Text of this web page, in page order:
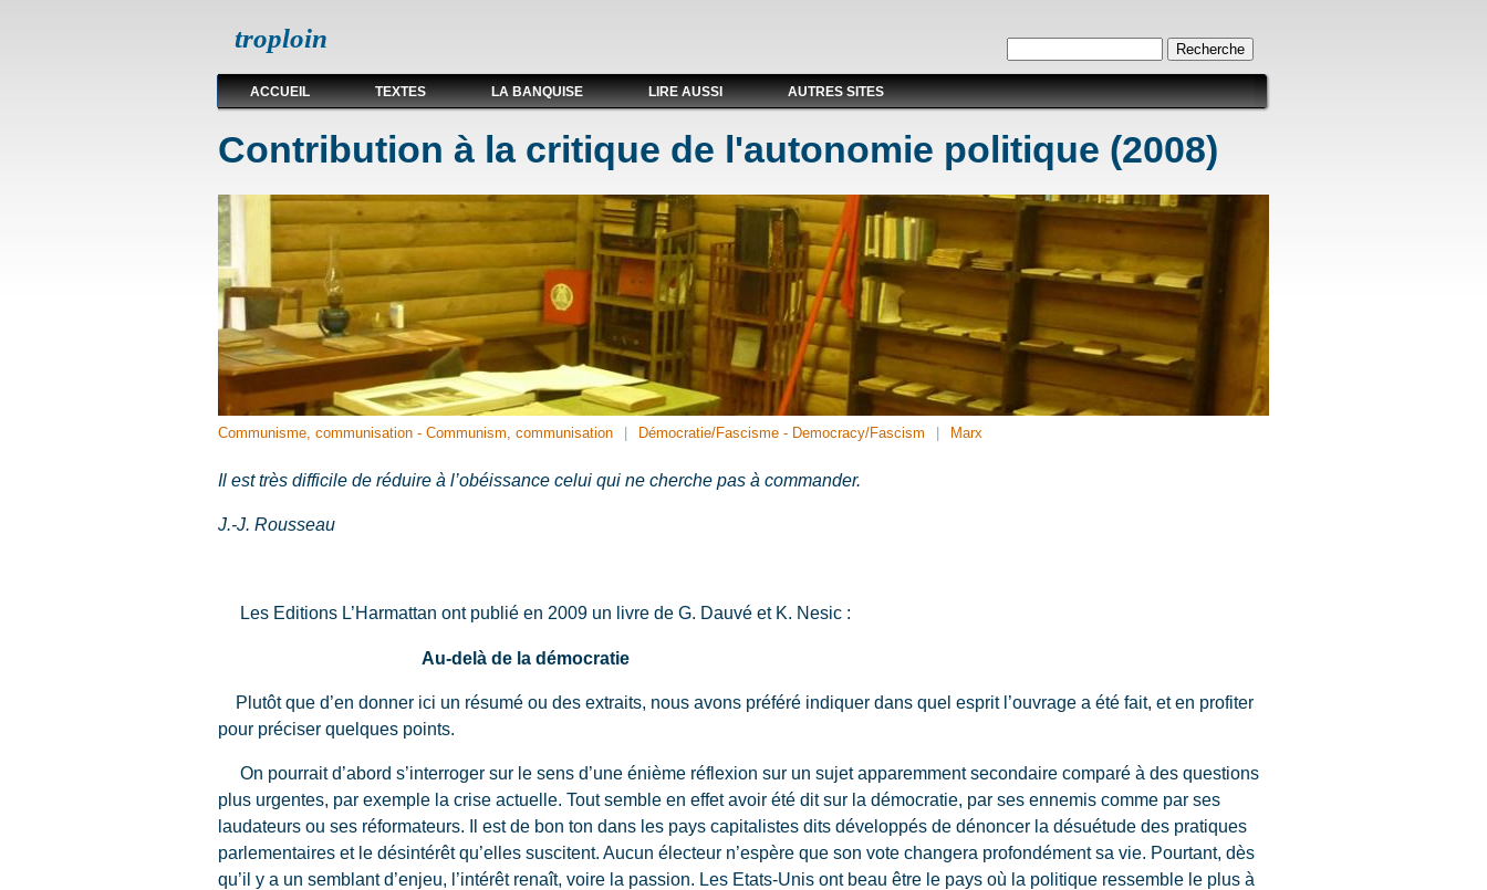
troploin Formulaire de recherche
ACCUEIL TEXTES LA BANQUISE LIRE AUSSI AUTRES SITES
Contribution à la critique de l'autonomie politique (2008)
Communisme, communisation - Communism, communisation Démocratie/Fascisme - Democracy/Fascism Marx
Il est très difficile de réduire à l’obéissance celui qui ne cherche pas à commander.
J.-J. Rousseau
Les Editions L’Harmattan ont publié en 2009 un livre de G. Dauvé et K. Nesic :
Au-delà de la démocratie
Plutôt que d’en donner ici un résumé ou des extraits, nous avons préféré indiquer dans quel esprit l’ouvrage a été fait, et en profiter
pour préciser quelques points.
On pourrait d’abord s’interroger sur le sens d’une énième réflexion sur un sujet apparemment secondaire comparé à des questions
plus urgentes, par exemple la crise actuelle. Tout semble en effet avoir été dit sur la démocratie, par ses ennemis comme par ses
laudateurs ou ses réformateurs. Il est de bon ton dans les pays capitalistes dits développés de dénoncer la désuétude des pratiques
parlementaires et le désintérêt qu’elles suscitent. Aucun électeur n’espère que son vote changera profondément sa vie. Pourtant, dès
qu’il y a un semblant d’enjeu, l’intérêt renaît, voire la passion. Les Etats-Unis ont beau être le pays où la politique ressemble le plus à